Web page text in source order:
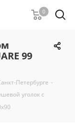
0
99
Петербурге -
уголок с